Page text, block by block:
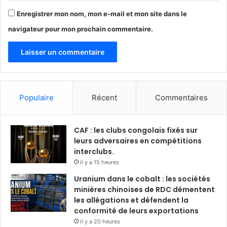
Enregistrer mon nom, mon e-mail et mon site dans le
navigateur pour mon prochain commentaire.
Populaire Récent Commentaires
CAF : les clubs congolais fixés sur
leurs adversaires en compétitions
interclubs.
il y a 15 heures
Uranium dans le cobalt : les sociétés
minières chinoises de RDC démentent
les allégations et défendent la
conformité de leurs exportations
il y a 20 heures